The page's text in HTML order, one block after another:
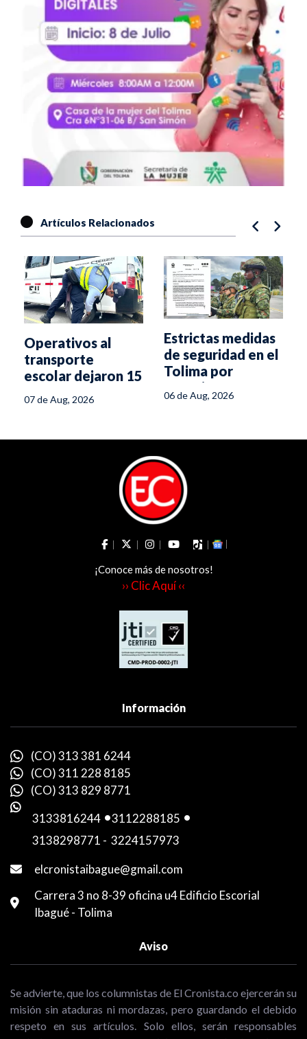
Artículos Relacionados
Operativos al
transporte
escolar dejaron 15
Ibagué
07 de Aug, 2026
Estrictas medidas
de seguridad en el
Tolima por
posesión
presidencial
06 de Aug, 2026
¡Conoce más de nosotros!
›› Clic Aquí ‹‹
Información
(CO) 313 381 6244
(CO) 311 228 8185
(CO) 313 829 8771
3133816244 -3112288185 -
3138298771 - 3224157973
elcronistaibague@gmail.com
Carrera 3 no 8-39 oficina u4 Edificio Escorial
Ibagué - Tolima
Aviso
Se advierte, que los columnistas de El Cronista.co ejercerán su
misión sin ataduras ni mordazas, pero guardando el debido
respeto en sus artículos. Solo ellos, serán responsables